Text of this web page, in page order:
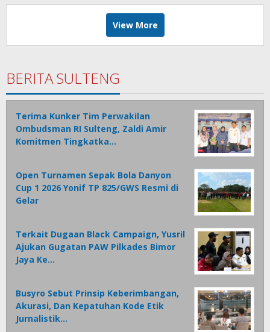
View More
BERITA SULTENG
Terima Kunker Tim Perwakilan
Ombudsman RI Sulteng, Zaldi Amir
Komitmen Tingkatka…
Open Turnamen Sepak Bola Danyon
Cup 1 2026 Yonif TP 825/GWS Resmi di
Gelar
Terkait Dugaan Black Campaign, Yusril
Ajukan Gugatan PAW Pilkades Bimor
Jaya Ke…
Busyro Sebut Prinsip Keberimbangan,
Akurasi, Dan Kepatuhan Kode Etik
Jurnalistik…